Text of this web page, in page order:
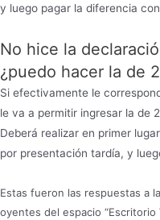
y luego pagar la diferencia
No hice la
¿puedo hacer la de
Si efectivamente le
le va a permitir ingresar la de
Deberá realizar en primer
por presentación tardía, y
Estas fueron las respuestas a
oyentes del espacio “Escritorio